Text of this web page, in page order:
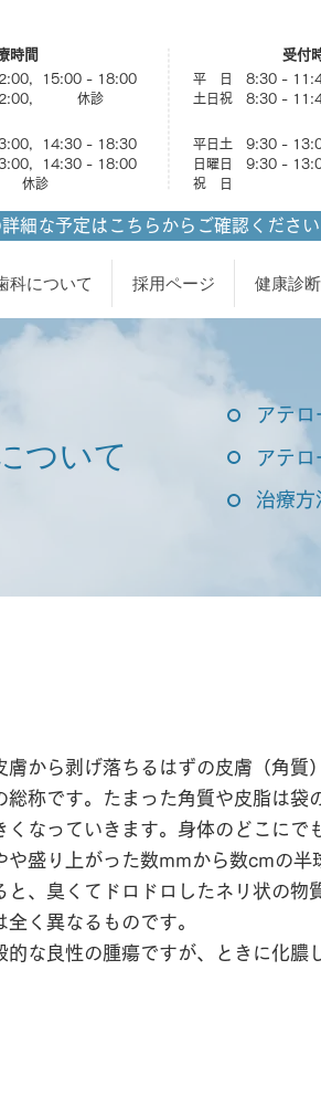
時間
15:00 - 18:00
12:00, 休診
受付
平 日 8:30 -
土日祝 8:30 -
14:30 - 18:30
14:30 - 18:00
診
平日土 9:30 -
日曜日 9:30 -
祝 日 休
細な予定はこちらからご確認ください
科について 採用ページ 健康診断
ついて
アテロ
アテ
治療方
から剥げ落ちるはずの皮膚（角質
称です。たまった角質や皮脂は袋
なっていきます。身体のどこにで
や盛り上がった数mmから数cmの
、臭くてドロドロしたネリ状の物
く異なるものです。
な良性の腫瘍ですが、ときに化膿